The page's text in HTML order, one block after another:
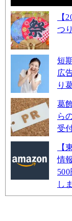
【
つ
短
広
り
葛
ら
受
【
情
し